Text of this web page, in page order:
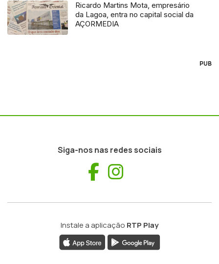
Ricardo Martins Mota, empresário
da Lagoa, entra no capital social da
AÇORMEDIA
PUB
Siga-nos nas redes sociais
Facebook
Instale a aplicação RTP Play